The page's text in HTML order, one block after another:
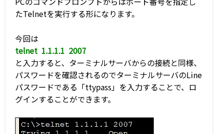
たTelnetを実行する形になります。
今回は
telnet 1.1.1.1 2007
と入力すると、ターミナルサーバからの接続と同様、
パスワードを確認されるのでターミナルサーバのLine
パスワードである「ttypass」を入力することで、ロ
グインすることができます。